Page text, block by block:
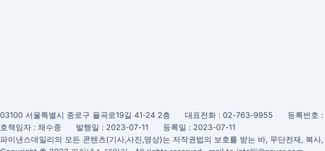
03100 서울특별시 종로구 율곡로19길 41-24 2층 대표전화 : 02-763-9955 등록
호책임자 : 채수종 발행일 : 2023-07-11 등록일 : 2023-07-11
파이낸스데일리의 모든 콘텐츠(기사,사진,영상)는 저작권법의 보호를 받는 바, 무단전재, 복사